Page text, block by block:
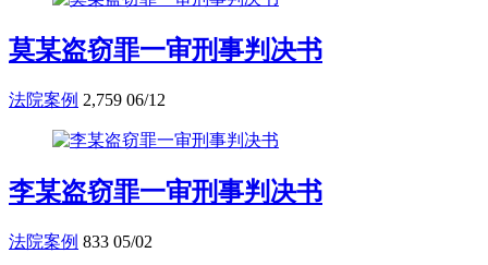
莫某盗窃罪一审刑事判决书
法院案例 2,759 06/12
李某盗窃罪一审刑事判决书
法院案例 833 05/02